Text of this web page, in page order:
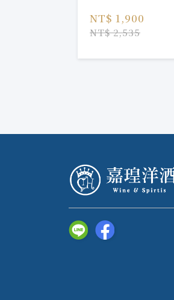
NT$ 1,900
NT$ 2,535